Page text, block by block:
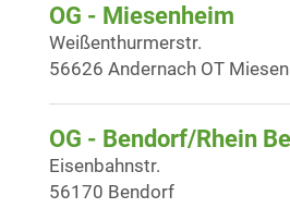
OG - Miesenheim
Weißenthurmerstr.
56626 Andernach OT
OG - Bendorf/Rhein
Eisenbahnstr.
56170 Bendorf